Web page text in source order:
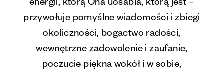
energii, którą Ona uosabia, którą jest –
przywołuje pomyślne wiadomości i zbiegi
okoliczności, bogactwo radości,
wewnętrzne zadowolenie i zaufanie,
poczucie piękna wokół i w sobie,